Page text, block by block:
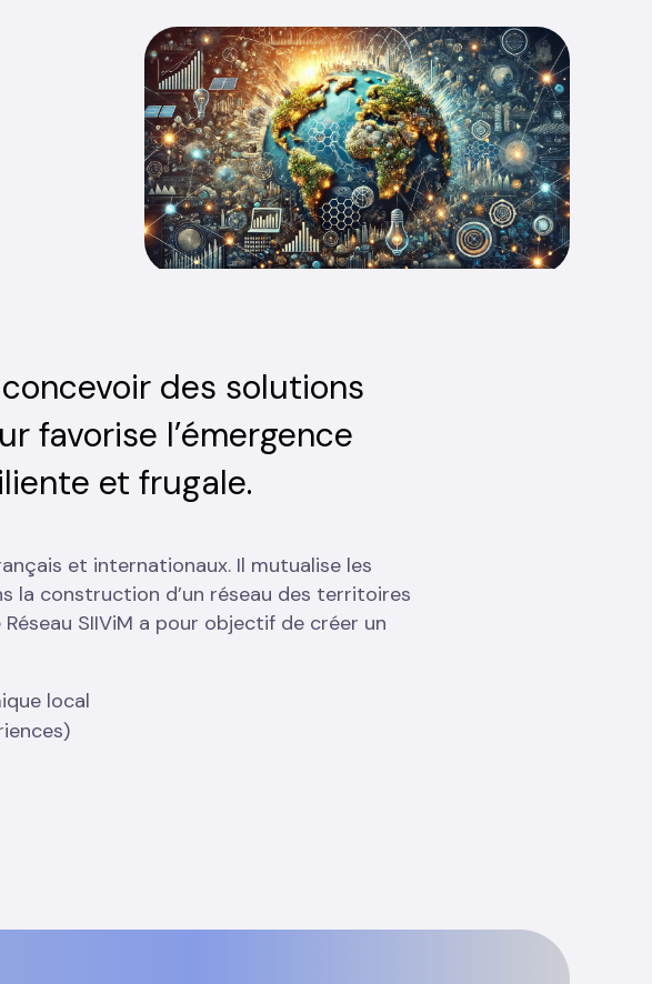
des solutions
favorise l’émergence
et frugale.
et internationaux. Il mutualise les
la construction d’un réseau des territoires
SIIViM a pour objectif de créer un
local